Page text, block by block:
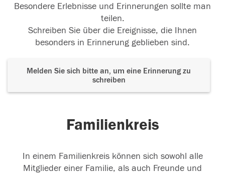
Besondere Erlebnisse und Erinnerungen sollte man
teilen.
Schreiben Sie über die Ereignisse, die Ihnen
besonders in Erinnerung geblieben sind.
Melden Sie sich bitte an, um eine Erinnerung zu
schreiben
Familienkreis
In einem Familienkreis können sich sowohl alle
Mitglieder einer Familie, als auch Freunde und